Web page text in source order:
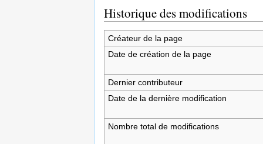
Historique des modifications
Créateur de la page
Date de création de la page
Dernier contributeur
Date de la dernière modification
Nombre total de modifications